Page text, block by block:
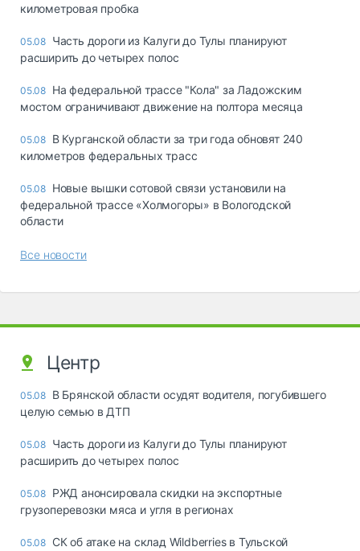
километровая пробка
05.08 Часть дороги из Калуги до Тулы планируют
расширить до четырех полос
05.08 На федеральной трассе "Кола" за Ладожским
мостом ограничивают движение на полтора месяца
05.08 В Курганской области за три года обновят 240
километров федеральных трасс
05.08 Новые вышки сотовой связи установили на
федеральной трассе «Холмогоры» в Вологодской
области
Все новости
Центр
05.08 В Брянской области осудят водителя, погубившего
целую семью в ДТП
05.08 Часть дороги из Калуги до Тулы планируют
расширить до четырех полос
05.08 РЖД анонсировала скидки на экспортные
грузоперевозки мяса и угля в регионах
05.08 СК об атаке на склад Wildberries в Тульской